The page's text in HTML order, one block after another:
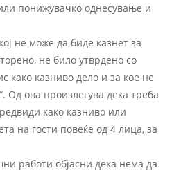
понижувачко однесување и
не може да биде казнет за
не било утврдено со
како казниво дело и за кое не
Од ова произлегува дека треба
како казниво или
на гости повеќе од 4 лица, за
работи објасни дека нема да